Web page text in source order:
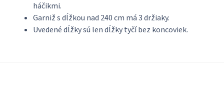
háčikmi.
Garniž s dĺžkou nad 240 cm má 3 držiaky.
Uvedené dĺžky sú len dĺžky tyčí bez koncoviek.